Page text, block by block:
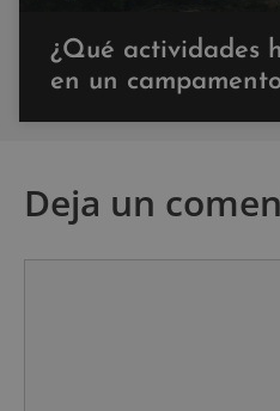
¿Qué actividades
en un
Deja un